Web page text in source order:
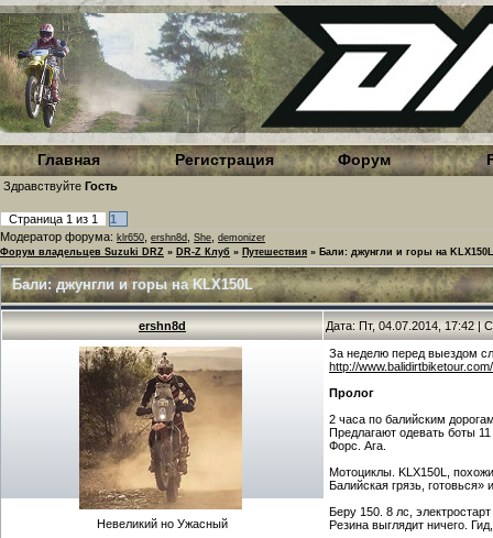
Главная Регистрация Форум
Здравствуйте Гость
Страница 1 из 1
1
Модератор форума: klr650 ershn8d She demonizer
Форум владельцев Suzuki DRZ » DR-Z Клуб » Путешествия » Бали: джунгли и горы на KLX150L
Бали: джунгли и горы на KLX150L
ershn8d Дата: Пт, 04.07.2014, 17:42 |
Невеликий но Ужасный
За неделю перед выездом
http://www.balidirtbiketour.com/
Пролог
2 часа по балийским
Предлагают одевать боты
Форс. Ага.
Мотоциклы. KLX150L,
Балийская грязь,
Беру 150. 8 лс,
Резина выглядит ничего.